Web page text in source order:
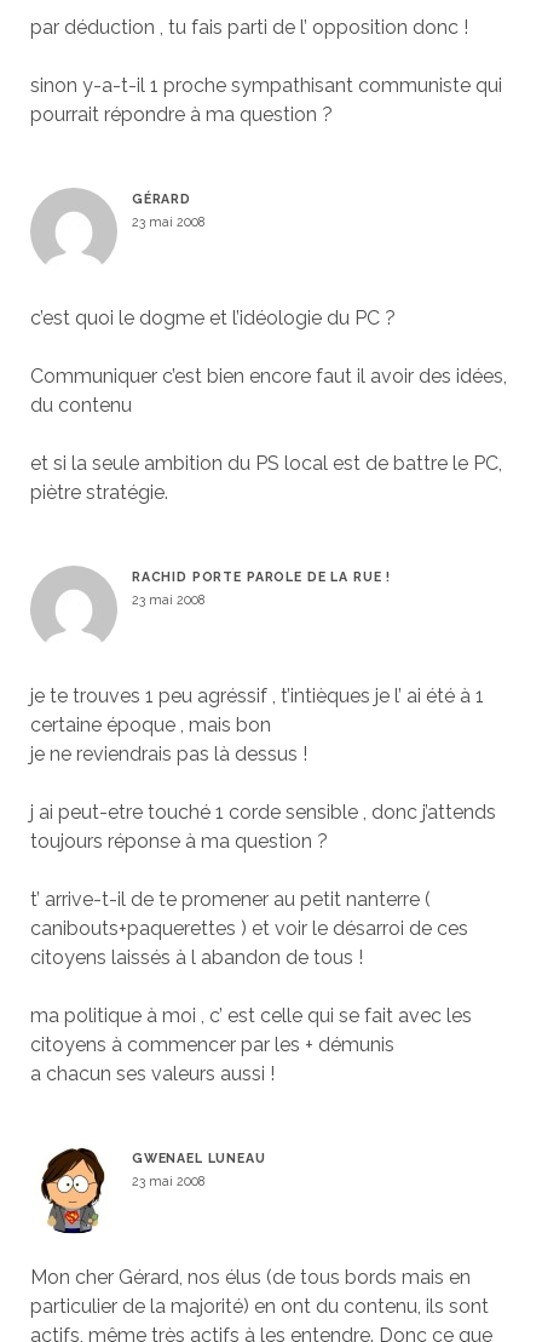
par déduction , tu fais parti de l’ opposition donc !
sinon y-a-t-il 1 proche sympathisant communiste qui
pourrait répondre à ma question ?
GÉRARD
23 mai 2008
c’est quoi le dogme et l’idéologie du PC ?
Communiquer c’est bien encore faut il avoir des idées,
du contenu
et si la seule ambition du PS local est de battre le PC,
piètre stratégie.
RACHID PORTE PAROLE DE LA RUE !
23 mai 2008
je te trouves 1 peu agréssif , t’intièques je l’ ai été à 1
certaine époque , mais bon
je ne reviendrais pas là dessus !
j ai peut-etre touché 1 corde sensible , donc j’attends
toujours réponse à ma question ?
t’ arrive-t-il de te promener au petit nanterre (
canibouts+paquerettes ) et voir le désarroi de ces
citoyens laissés à l abandon de tous !
ma politique à moi , c’ est celle qui se fait avec les
citoyens à commencer par les + démunis
a chacun ses valeurs aussi !
GWENAEL LUNEAU
23 mai 2008
Mon cher Gérard, nos élus (de tous bords mais en
particulier de la majorité) en ont du contenu, ils sont
actifs, même très actifs à les entendre. Donc ce que